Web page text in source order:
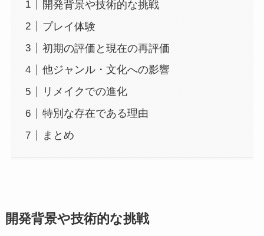
開発背景や技術的な挑戦
プレイ体験
初期の評価と現在の再評価
他ジャンル・文化への影響
リメイクでの進化
特別な存在である理由
まとめ
開発背景や技術的な挑戦